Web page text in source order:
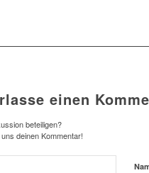
einen
beteiligen?
deinen Kommentar!